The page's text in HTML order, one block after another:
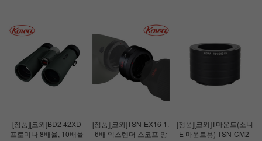
[정품][코와]BD2 42XD
프로미나 8배율, 10배율
[정품][코와]TSN-EX16 1.
6배 익스텐더 스코프 망
[정품][코와]T마운트(소니
E 마운트용) TSN-CM2-